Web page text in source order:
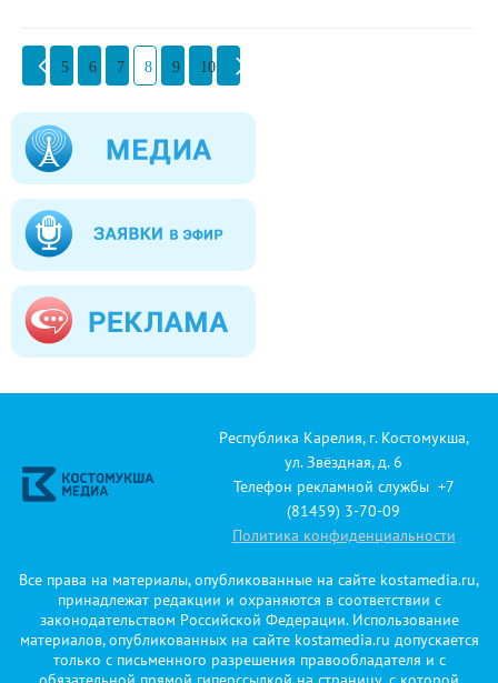
5 6 7 8 9 10
Республика Карелия, г. Костомукша,
ул. Звёздная, д. 6
Телефон рекламной службы +7
(81459) 3-70-09
Политика конфиденциальности
Все права на материалы, опубликованные на сайте kostamedia.ru,
принадлежат редакции и охраняются в соответствии с
законодательством Российской Федерации. Использование
материалов, опубликованных на сайте kostamedia.ru допускается
только с письменного разрешения правообладателя и с